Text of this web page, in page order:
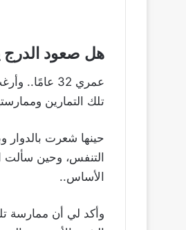
هل صعود الدرج
عمري 32
تلك التمارين
حينها شعرت
التنفس، وحين سألت
الأساس..
وأكد لي أن ممارسة